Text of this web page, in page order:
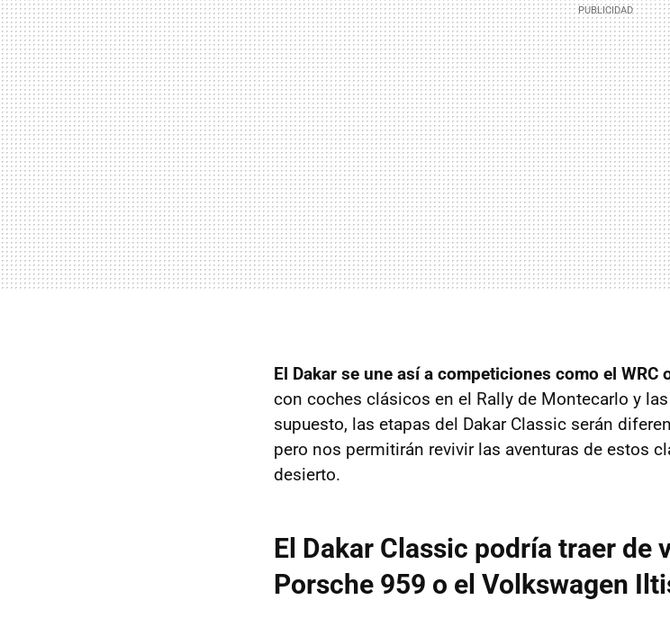
El Dakar se une así a competiciones como el WRC
con coches clásicos en el Rally de Montecarlo y
supuesto, las etapas del Dakar Classic serán
pero nos permitirán revivir las aventuras de estos
desierto.
El Dakar Classic podría traer de
Porsche 959 o el Volkswagen